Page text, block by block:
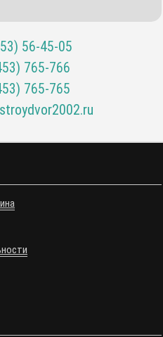
56-45-05
765-766
765-765